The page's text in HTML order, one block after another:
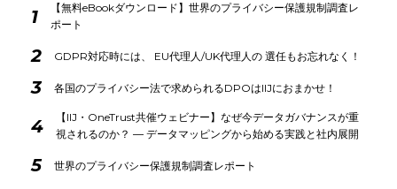
1
【無料eBookダウンロード】世界のプライバシー保護規制調査レ
ポート
2 GDPR対応時には、 EU代理人/UK代理人の 選任もお忘れなく！
3 各国のプライバシー法で求められるDPOはIIJにおまかせ！
4
【IIJ・OneTrust共催ウェビナー】なぜ今データガバナンスが重
視されるのか？ ― データマッピングから始める実践と社内展開
5 世界のプライバシー保護規制調査レポート